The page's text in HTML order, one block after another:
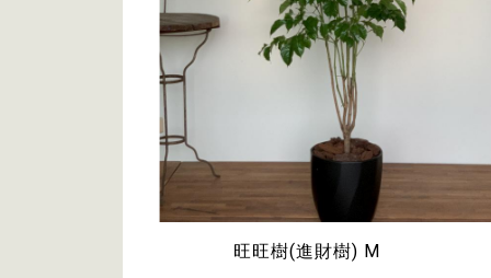
旺旺樹(進財樹) M